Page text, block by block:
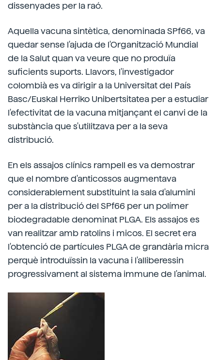
dissenyades per la raó.
Aquella vacuna sintètica, denominada SPf66, va
quedar sense l'ajuda de l'Organització Mundial
de la Salut quan va veure que no produïa
suficients suports. Llavors, l'investigador
colombià es va dirigir a la Universitat del País
Basc/Euskal Herriko Unibertsitatea per a estudiar
l'efectivitat de la vacuna mitjançant el canvi de la
substància que s'utilitzava per a la seva
distribució.
En els assajos clínics rampell es va demostrar
que el nombre d'anticossos augmentava
considerablement substituint la sala d'alumini
per a la distribució del SPf66 per un polímer
biodegradable denominat PLGA. Els assajos es
van realitzar amb ratolins i micos. El secret era
l'obtenció de partícules PLGA de grandària micra
perquè introduïssin la vacuna i l'alliberessin
progressivament al sistema immune de l'animal.